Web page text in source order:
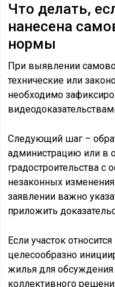
Что делать,
нанесена
нормы
При выявлении
технические или
необходимо
Следующий шаг –
администрацию или в
градостроительства
незаконных
заявлении важно
приложить
Если участок
целесообразно
жилья для обсуждения
коллективного